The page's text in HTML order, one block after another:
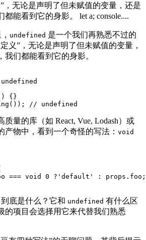
，无论是声明了但未赋值的变量，还是
能看到它的身影。 let a; console....
undefined 是一个我们再熟悉不过的
义”，无论是声明了但未赋值的变量，
们都能看到它的身影。
{}
// undefined
量的库（如 React, Vue, Lodash）或
产物中，看到一个奇怪的写法： void
=== void 0 ?'default' : props.foo;
到底是什么？它和 undefined 有什么区
的项目会选择用它来代替我们熟悉